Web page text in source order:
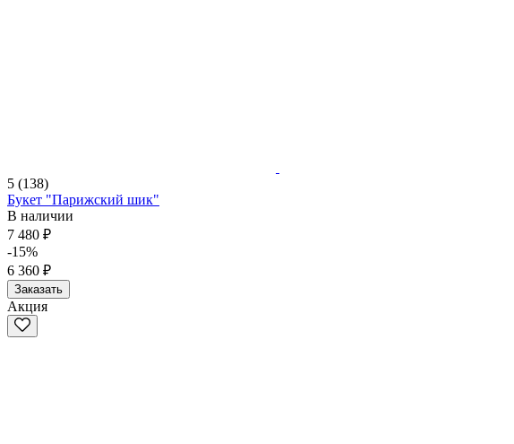
5 (138)
Букет "Парижский шик"
В наличии
7 480 ₽
-15%
6 360 ₽
Заказать
Акция